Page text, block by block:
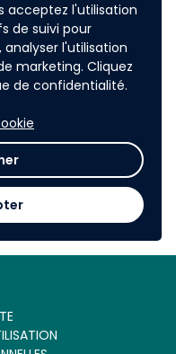
acceptez l'utilisation
de suivi pour
l'utilisation
marketing. Cliquez
de confidentialité.
emballages
gaspillage